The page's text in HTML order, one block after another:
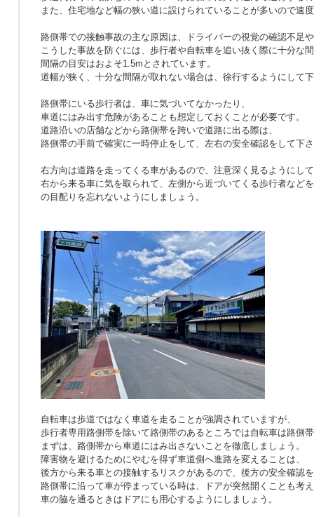
また、住宅地など幅の狭い道に設けられていることが多いので速
路側帯での接触事故の主な原因は、ドライバーの視覚の確認不足
こうした事故を防ぐには、歩行者や自転車を追い抜く際に十分な
間隔の目安はおよそ1.5mとされています。
道幅が狭く、十分な間隔が取れない場合は、徐行するようにして
路側帯にいる歩行者は、車に気づいてなかったり、
車道にはみ出す危険があることも想定しておくことが必要です。
道路沿いの店舗などから路側帯を跨いで道路に出る際は、
路側帯の手前で確実に一時停止をして、左右の安全確認をして下
右方向は道路を走ってくる車があるので、注意深く見るようにし
右から来る車に気を取られて、左側から近づいてくる歩行者など
の目配りを忘れないようにしましょう。
自転車は歩道ではなく車道を走ることが強調されていますが、
歩行者専用路側帯を除いて路側帯のあるところでは自転車は路側
まずは、路側帯から車道にはみ出さないことを徹底しましょう。
障害物を避けるためにやむを得ず車道側へ進路を変えることは、
後方から来る車との接触するリスクがあるので、後方の安全確認
路側帯に沿って車が停まっている時は、ドアが突然開くことも考
車の脇を通るときはドアにも用心するようにしましょう。